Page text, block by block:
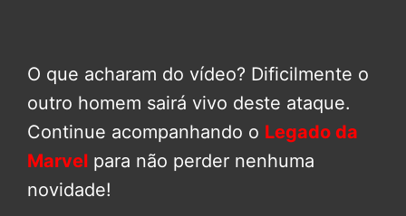
O que acharam do vídeo? Dificilmente o
outro homem sairá vivo deste ataque.
Continue acompanhando o Legado da
Marvel para não perder nenhuma
novidade!